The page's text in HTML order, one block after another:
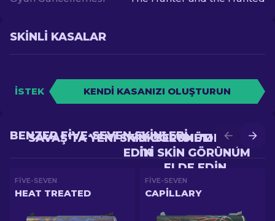
SKINLI KASALAR
İSTEK KENDI KASANIZI OLUŞTURUN
YÜKSELTME'DE DAHA
IYI SKIN GÖRÜNÜM
ELDE EDIN
SAVAŞ'TA YENI SKIN GÖRÜNÜM ELDE
EDIN
BENZER FIVE-SEVEN SKINLERI
FIVE-SEVEN
HEAT TREATED
FIVE-SEVEN
CAPILLARY